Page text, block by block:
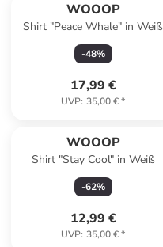
WOOOP
Shirt "Peace Whale" in Weiß
-48%
17,99 €
UVP: 35,00 €*
WOOOP
Shirt "Stay Cool" in Weiß
-62%
12,99 €
UVP: 35,00 €*